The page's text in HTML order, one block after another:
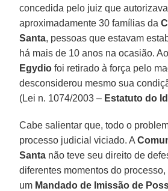
concedida pelo juiz que
aproximadamente 30 famílias da
Santa, pessoas que estavam
há mais de 10 anos na ocasião.
Egydio foi retirado à força pelo
desconsiderou mesmo sua
(Lei n. 1074/2003 – Estatuto do
Cabe salientar que, todo o
processo judicial viciado. A
Santa não teve seu direito de
diferentes momentos do
um Mandado de Imissão de